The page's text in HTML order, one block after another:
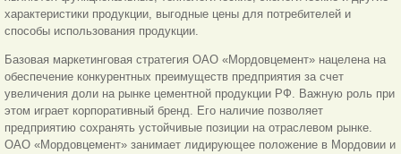
характеристики продукции, выгодные цены для потребителей и
способы использования продукции.
Базовая маркетинговая стратегия ОАО «Мордовцемент» нацелена на
обеспечение конкурентных преимуществ предприятия за счет
увеличения доли на рынке цементной продукции РФ. Важную роль при
этом играет корпоративный бренд. Его наличие позволяет
предприятию сохранять устойчивые позиции на отраслевом рынке.
ОАО «Мордовцемент» занимает лидирующее положение в Мордовии и